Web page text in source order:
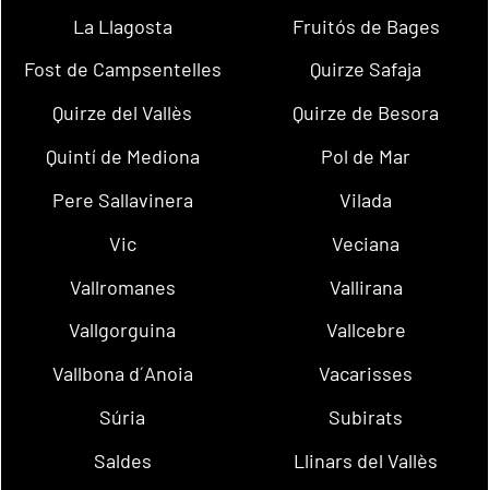
La Llagosta
Fruitós de Bages
Fost de Campsentelles
Quirze Safaja
Quirze del Vallès
Quirze de Besora
Quintí de Mediona
Pol de Mar
Pere Sallavinera
Vilada
Vic
Veciana
Vallromanes
Vallirana
Vallgorguina
Vallcebre
Vallbona d´Anoia
Vacarisses
Súria
Subirats
Saldes
Llinars del Vallès